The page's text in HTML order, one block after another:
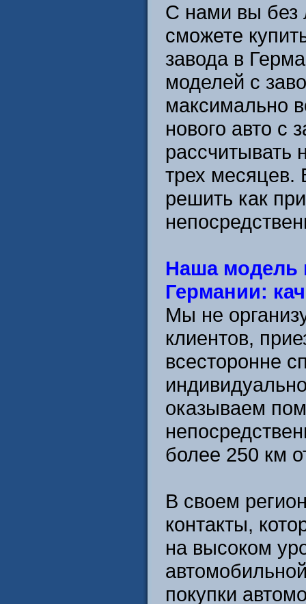
С нами вы без
сможете
завода в
моделей с
максимально
нового авто с
рассчитывать
трех месяцев.
решить как
Наша модель
Германии:
Мы не
клиентов,
всесторонне
оказываем
более 250 км
В своем
контакты,
на высоком
покупки